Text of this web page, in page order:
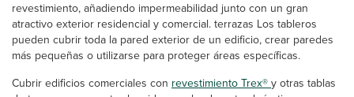
revestimiento, añadiendo impermeabilidad junto con un gran
atractivo exterior residencial y comercial. terrazas Los tableros
pueden cubrir toda la pared exterior de un edificio, crear paredes
más pequeñas o utilizarse para proteger áreas específicas.
Cubrir edificios comerciales con revestimiento Trex® y otras tablas